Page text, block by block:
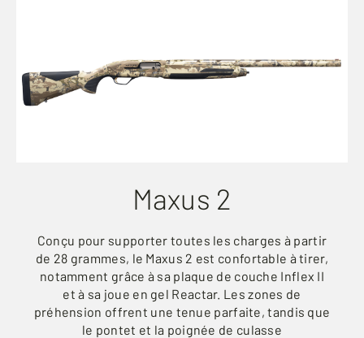
Maxus 2
Conçu pour supporter toutes les charges à partir
de 28 grammes, le Maxus 2 est confortable à tirer,
notamment grâce à sa plaque de couche Inflex II
et à sa joue en gel Reactar. Les zones de
préhension offrent une tenue parfaite, tandis que
le pontet et la poignée de culasse